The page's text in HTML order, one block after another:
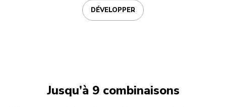
DÉVELOPPER
Jusqu’à 9 combinaisons